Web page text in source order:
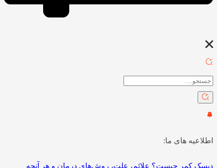
اطلاعیه های ما:
دیسک کمر چیست؟ علائم، علت، روش‌های درمان و هر آنچه